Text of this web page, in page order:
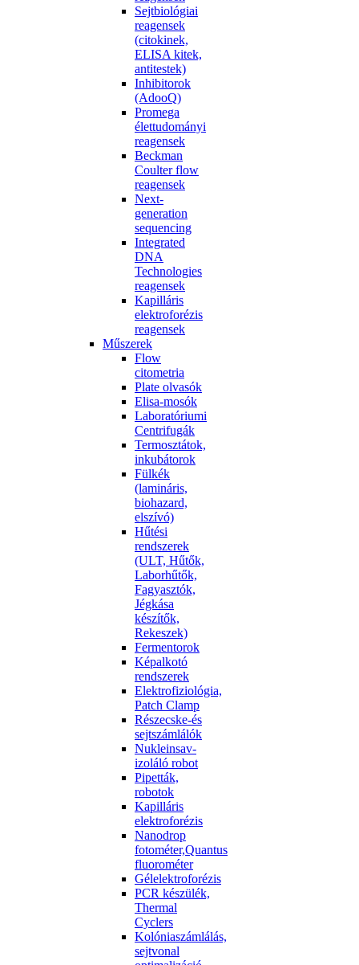
Sejtbiológiai
reagensek
(citokinek,
ELISA kitek,
antitestek)
Inhibitorok
(AdooQ)
Promega
élettudományi
reagensek
Beckman
Coulter flow
reagensek
Next-
generation
sequencing
Integrated
DNA
Technologies
reagensek
Kapilláris
elektroforézis
reagensek
Műszerek
Flow
citometria
Plate olvasók
Elisa-mosók
Laboratóriumi
Centrifugák
Termosztátok,
inkubátorok
Fülkék
(lamináris,
biohazard,
elszívó)
Hűtési
rendszerek
(ULT, Hűtők,
Laborhűtők,
Fagyasztók,
Jégkása
készítők,
Rekeszek)
Fermentorok
Képalkotó
rendszerek
Elektrofiziológia,
Patch Clamp
Részecske-és
sejtszámlálók
Nukleinsav-
izoláló robot
Pipetták,
robotok
Kapilláris
elektroforézis
Nanodrop
fotométer,Quantus
fluorométer
Gélelektroforézis
PCR készülék,
Thermal
Cyclers
Kolóniaszámlálás,
sejtvonal